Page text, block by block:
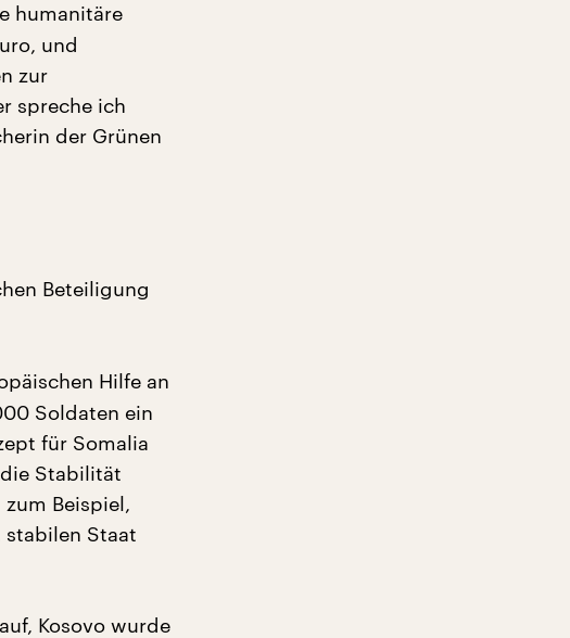
humanitäre
und
zur
spreche ich
der Grünen
Beteiligung
Hilfe an
Soldaten ein
für Somalia
Stabilität
Beispiel,
stabilen Staat
Kosovo wurde